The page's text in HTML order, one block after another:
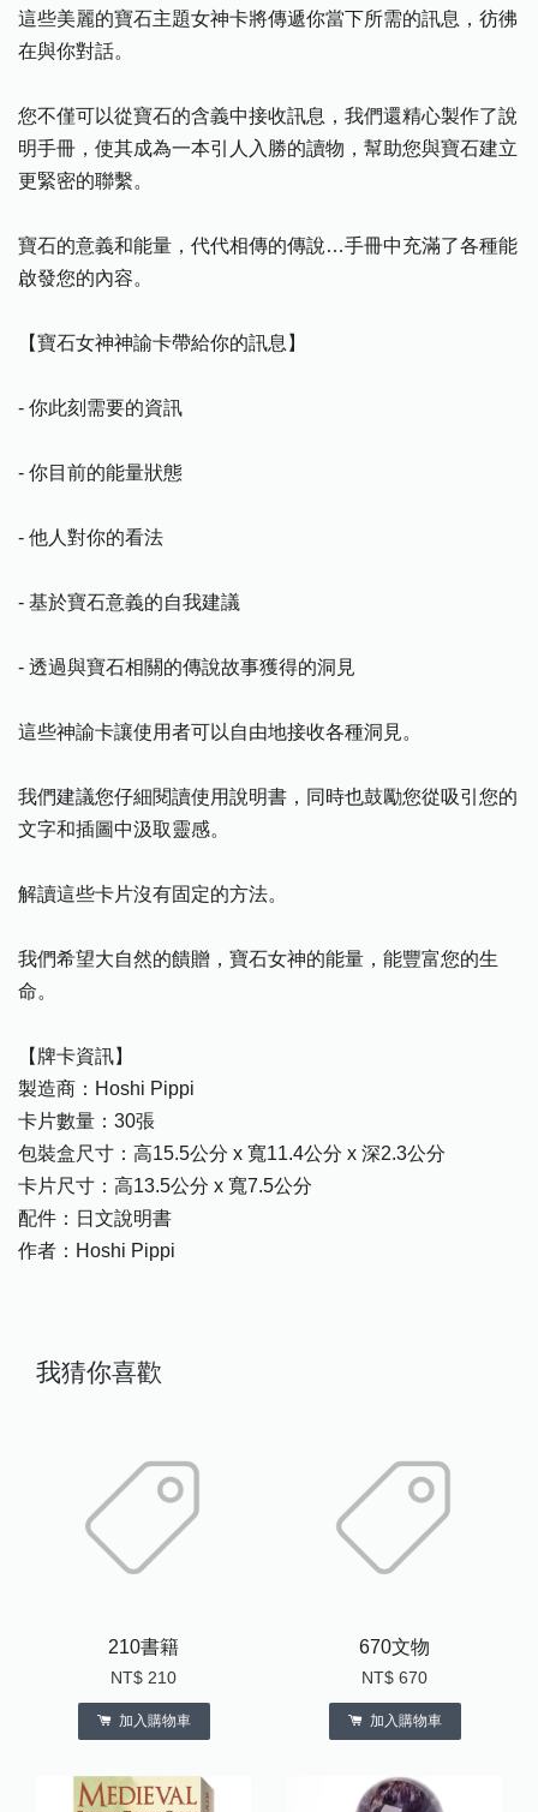
這些美麗的寶石主題女神卡將傳遞你當下所需的訊息，彷彿
在與你對話。
您不僅可以從寶石的含義中接收訊息，我們還精心製作了說
明手冊，使其成為一本引人入勝的讀物，幫助您與寶石建立
更緊密的聯繫。
寶石的意義和能量，代代相傳的傳說…手冊中充滿了各種能
啟發您的內容。
【寶石女神神諭卡帶給你的訊息】
- 你此刻需要的資訊
- 你目前的能量狀態
- 他人對你的看法
- 基於寶石意義的自我建議
- 透過與寶石相關的傳說故事獲得的洞見
這些神諭卡讓使用者可以自由地接收各種洞見。
我們建議您仔細閱讀使用說明書，同時也鼓勵您從吸引您的
文字和插圖中汲取靈感。
解讀這些卡片沒有固定的方法。
我們希望大自然的饋贈，寶石女神的能量，能豐富您的生
命。
【牌卡資訊】
製造商：Hoshi Pippi
卡片數量：30張
包裝盒尺寸：高15.5公分 x 寬11.4公分 x 深2.3公分
卡片尺寸：高13.5公分 x 寬7.5公分
配件：日文說明書
作者：Hoshi Pippi
我猜你喜歡
210書籍
NT$ 210
加入購物車
670文物
NT$ 670
加入購物車